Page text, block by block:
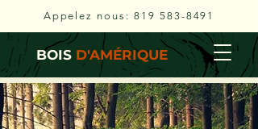
Appelez nous: 819 583-8491
BOIS D'AMÉRIQUE